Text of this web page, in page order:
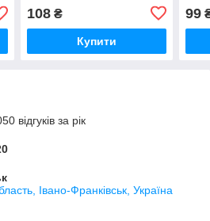
108₴
Купити
99
відгуків за рік
Івано-Франківськ, Україна